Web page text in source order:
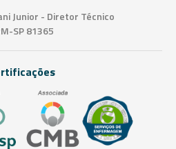
Junior - Diretor Técnico
SP 81365